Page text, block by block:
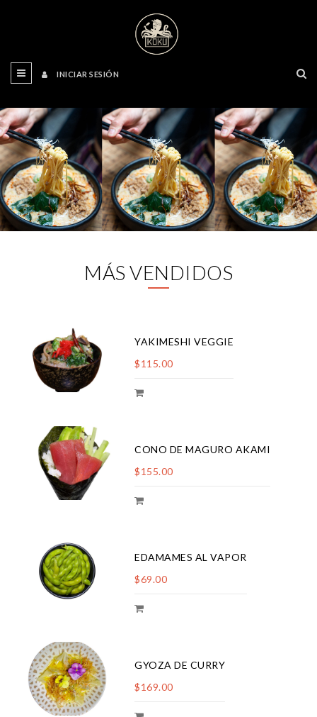
INICIAR SESIÓN
MÁS VENDIDOS
YAKIMESHI VEGGIE
$115.00
CONO DE MAGURO AKAMI
$155.00
EDAMAMES AL VAPOR
$69.00
GYOZA DE CURRY
$169.00